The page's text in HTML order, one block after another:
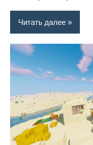
Читать далее